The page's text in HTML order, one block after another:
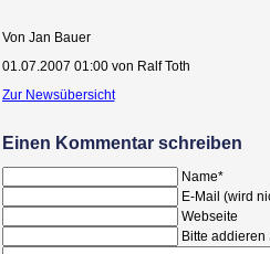
Von Jan Bauer
01.07.2007 01:00von Ralf Toth
Zur Newsübersicht
Einen Kommentar schreiben
Pflichtfeld
Name*
Pflichtfeld
E-Mail (wird
Webseite
Bitte addieren